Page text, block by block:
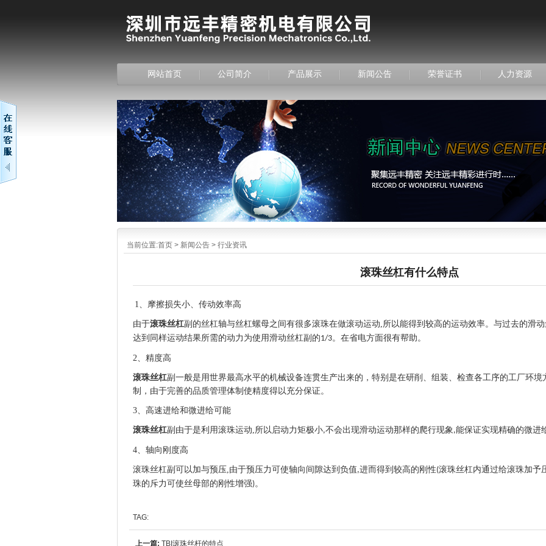
网站首页 公司简介 产品展示 新闻公告 荣誉证书 人力资源
当前位置:首页 > 新闻公告 > 行业资讯
滚珠丝杠有什么特点
1、摩擦损失小、传动效率高
由于滚珠丝杠副的丝杠轴与丝杠螺母之间有很多滚珠在做滚动运动,所以能得到较高的运动效率。与过去的滑
达到同样运动结果所需的动力为使用滑动丝杠副的1/3。在省电方面很有帮助。
2、精度高
滚珠丝杠副一般是用世界最高水平的机械设备连贯生产出来的，特别是在研削、组装、检查各工序的工厂环境
制，由于完善的品质管理体制使精度得以充分保证。
3、高速进给和微进给可能
滚珠丝杠副由于是利用滚珠运动,所以启动力矩极小,不会出现滑动运动那样的爬行现象,能保证实现精确的微进
4、轴向刚度高
滚珠丝杠副可以加与预压,由于预压力可使轴向间隙达到负值,进而得到较高的刚性(滚珠丝杠内通过给滚珠加予
珠的斥力可使丝母部的刚性增强)。
TAG:
上一篇:TBI滚珠丝杆的特点